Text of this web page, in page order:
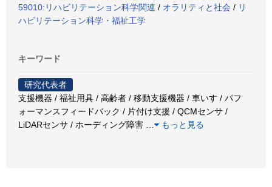
59010:リハビリテーション科学関連 / オラリティと社会 / リ
ハビリテーション科学・福祉工学
キーワード
研究代表者
支援機器 / 福祉用具 / 高齢者 / 移動支援機器 / 車いす / パフ
ォーマンスフィードバック / 片付け支援 / QCMセンサ /
LiDARセンサ / ホーディング障害
もっと見る